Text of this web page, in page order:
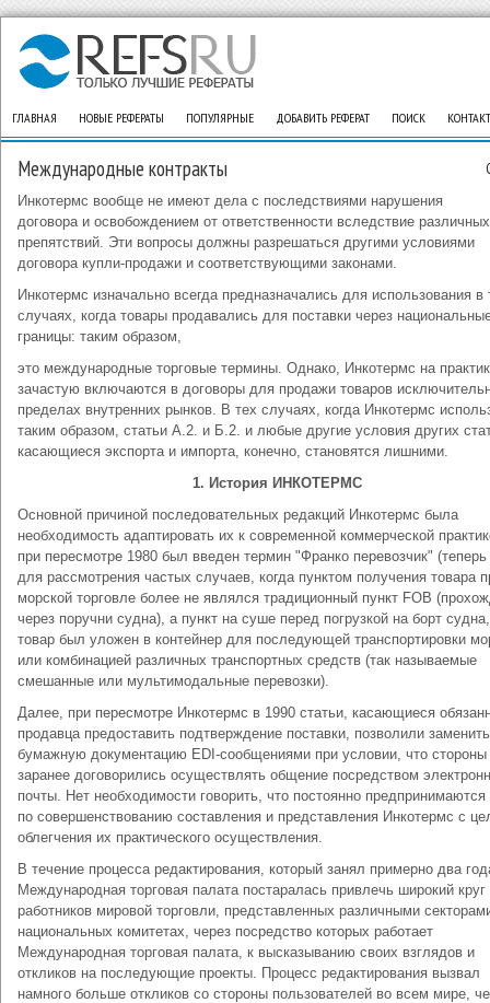
ГЛАВНАЯ НОВЫЕ РЕФЕРАТЫ ПОПУЛЯРНЫЕ ДОБАВИТЬ РЕФЕРАТ ПОИСК
Международные контракты
Инкотермс вообще не имеют дела с последствиями нарушения
договора и освобождением от ответственности вследствие различных
препятствий. Эти вопросы должны разрешаться другими условиями
договора купли-продажи и соответствующими законами.
Инкотермс изначально всегда предназначались для использования в
случаях, когда товары продавались для поставки через
границы: таким образом,
это международные торговые термины. Однако, Инкотермс на
зачастую включаются в договоры для продажи товаров
пределах внутренних рынков. В тех случаях, когда Инкотермс
таким образом, статьи А.2. и Б.2. и любые другие условия других
касающиеся экспорта и импорта, конечно, становятся лишними.
1. История ИНКОТЕРМС
Основной причиной последовательных редакций Инкотермс была
необходимость адаптировать их к современной коммерческой
при пересмотре 1980 был введен термин "Франко перевозчик"
для рассмотрения частых случаев, когда пунктом получения товара
морской торговле более не являлся традиционный пункт FOB
через поручни судна), а пункт на суше перед погрузкой на борт
товар был уложен в контейнер для последующей транспортировки
или комбинацией различных транспортных средств (так называемые
смешанные или мультимодальные перевозки).
Далее, при пересмотре Инкотермс в 1990 статьи, касающиеся
продавца предоставить подтверждение поставки, позволили заменить
бумажную документацию EDI-сообщениями при условии, что стороны
заранее договорились осуществлять общение посредством
почты. Нет необходимости говорить, что постоянно предпринимаются
по совершенствованию составления и представления Инкотермс с
облегчения их практического осуществления.
В течение процесса редактирования, который занял примерно два
Международная торговая палата постаралась привлечь широкий круг
работников мировой торговли, представленных различными
национальных комитетах, через посредство которых работает
Международная торговая палата, к высказыванию своих взглядов и
откликов на последующие проекты. Процесс редактирования вызвал
намного больше откликов со стороны пользователей во всем мире,